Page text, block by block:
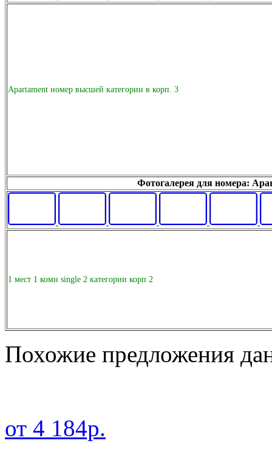
Apartament номер высшей категории в корп. 3
Фотогалерея для номера:
1 мест 1 комн single 2 категории корп 2
Похожие предложения
от 4 184р.